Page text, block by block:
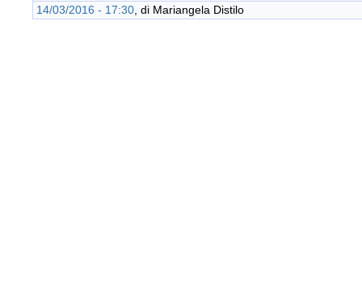
14/03/2016 - 17:30 , di Mariangela Distilo